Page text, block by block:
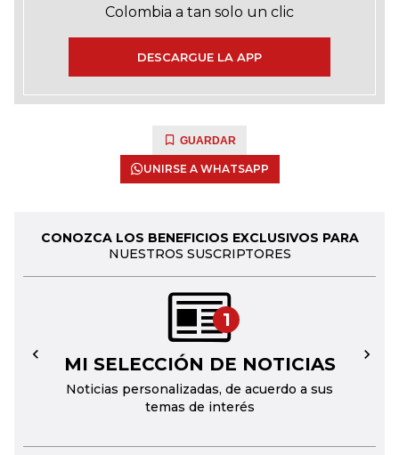
Colombia a tan solo un clic
DESCARGUE LA APP
GUARDAR
UNIRSE A WHATSAPP
CONOZCA LOS BENEFICIOS EXCLUSIVOS PARA
NUESTROS SUSCRIPTORES
1
MI SELECCIÓN DE NOTICIAS
Noticias personalizadas, de acuerdo a sus
temas de interés
← →